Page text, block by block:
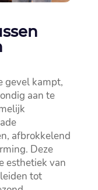
gevel kampt,
aan te
afbrokkelend
Deze
esthetiek van
tot